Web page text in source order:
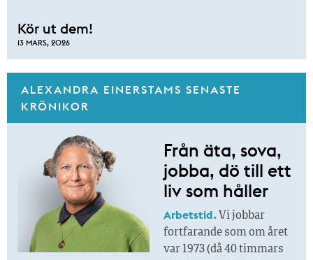
Kör ut dem!
13 MARS, 2026
ALEXANDRA EINERSTAMS SENASTE
KRÖNIKOR
Från äta, sova,
jobba, dö till ett
liv som håller
Arbetstid. Vi jobbar
fortfarande som om året
var 1973 (då 40 timmars